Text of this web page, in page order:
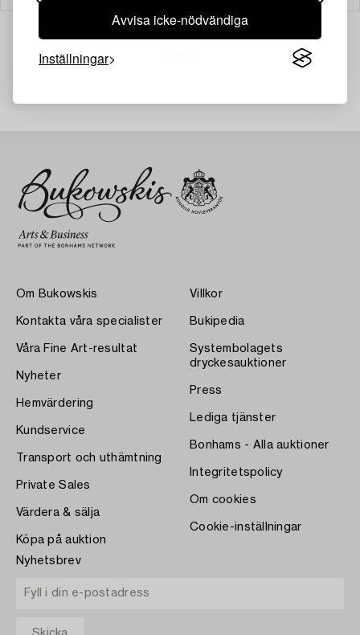
Avvisa icke-nödvändiga
Inställningar
Om Bukowskis
Kontakta våra specialister
Våra Fine Art-resultat
Nyheter
Hemvärdering
Kundservice
Transport och uthämtning
Private Sales
Värdera & sälja
Köpa på auktion
Villkor
Bukipedia
Systembolagets
dryckesauktioner
Press
Lediga tjänster
Bonhams - Alla auktioner
Integritetspolicy
Om cookies
Cookie-inställningar
Nyhetsbrev